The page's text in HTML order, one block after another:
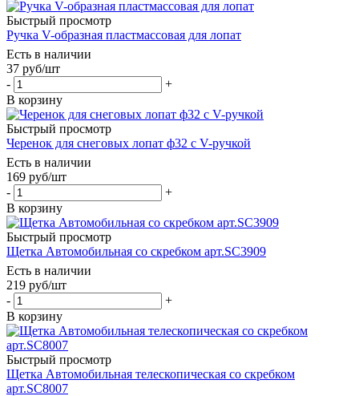
Быстрый просмотр
Ручка V-образная пластмассовая для лопат
Есть в наличии
37 руб/шт
-
+
В корзину
Быстрый просмотр
Черенок для снеговых лопат ф32 с V-ручкой
Есть в наличии
169 руб/шт
-
+
В корзину
Быстрый просмотр
Щетка Автомобильная со скребком арт.SC3909
Есть в наличии
219 руб/шт
-
+
В корзину
Быстрый просмотр
Щетка Автомобильная телескопическая со скребком
арт.SC8007